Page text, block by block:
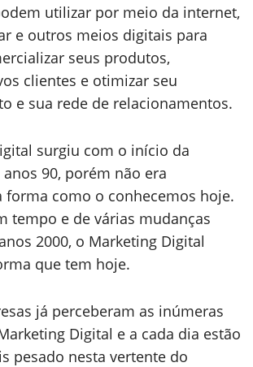
utilizar por meio da internet,
e outros meios digitais para
seus produtos,
clientes e otimizar seu
e sua rede de relacionamentos.
surgiu com o início da
90, porém não era
forma como o conhecemos hoje.
tempo e de várias mudanças
2000, o Marketing Digital
que tem hoje.
já perceberam as inúmeras
Digital e a cada dia estão
pesado nesta vertente do